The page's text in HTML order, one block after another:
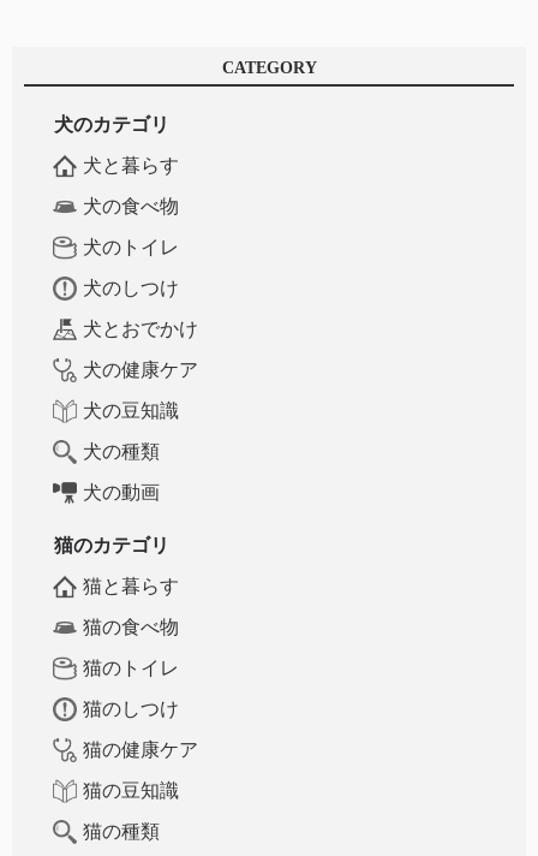
CATEGORY
犬のカテゴリ
犬と暮らす
犬の食べ物
犬のトイレ
犬のしつけ
犬とおでかけ
犬の健康ケア
犬の豆知識
犬の種類
犬の動画
猫のカテゴリ
猫と暮らす
猫の食べ物
猫のトイレ
猫のしつけ
猫の健康ケア
猫の豆知識
猫の種類